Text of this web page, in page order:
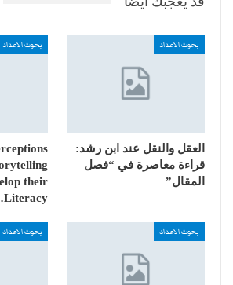
بحوث الاعداد
العقل والنقل عند ابن رشد:
قراءة معاصرة في “فصل
المقال”
بحوث الاعداد
their
Literacy…
بحوث الاعداد بحوث الاعداد